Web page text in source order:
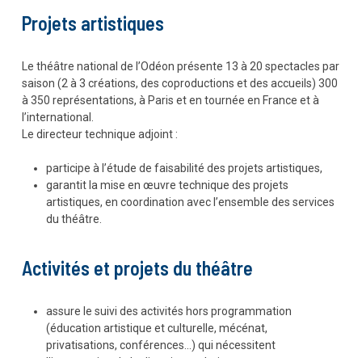
Projets artistiques
Le théâtre national de l’Odéon présente 13 à 20 spectacles par
saison (2 à 3 créations, des coproductions et des accueils) 300
à 350 représentations, à Paris et en tournée en France et à
l’international.
Le directeur technique adjoint :
participe à l’étude de faisabilité des projets artistiques,
garantit la mise en œuvre technique des projets
artistiques, en coordination avec l’ensemble des services
du théâtre.
Activités et projets du théâtre
assure le suivi des activités hors programmation
(éducation artistique et culturelle, mécénat,
privatisations, conférences…) qui nécessitent